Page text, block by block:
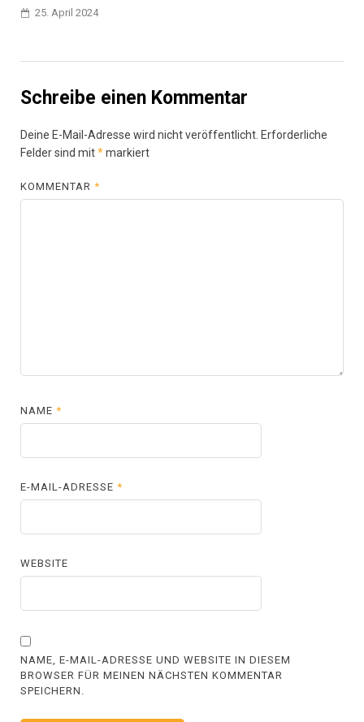
25. April 2024
Schreibe einen Kommentar
Deine E-Mail-Adresse wird nicht veröffentlicht. Erforderliche
Felder sind mit*markiert
KOMMENTAR*
NAME*
E-MAIL-ADRESSE*
WEBSITE
NAME, E-MAIL-ADRESSE UND WEBSITE IN DIESEM
BROWSER FÜR MEINEN NÄCHSTEN KOMMENTAR
SPEICHERN.